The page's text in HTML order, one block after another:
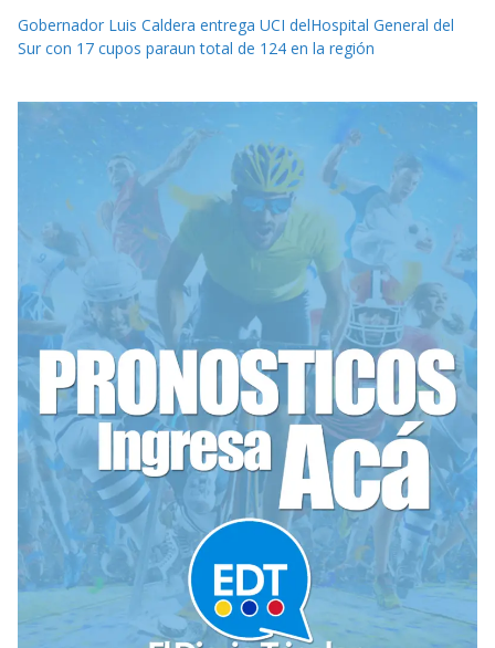
Gobernador Luis Caldera entrega UCI delHospital General del
Sur con 17 cupos paraun total de 124 en la región